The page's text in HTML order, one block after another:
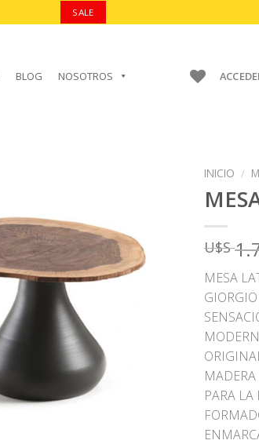
SALE
BLOG NOSOTROS
AÑADIR A
FAVORITOS
INICIO /
U$S
MESA
PARA LA